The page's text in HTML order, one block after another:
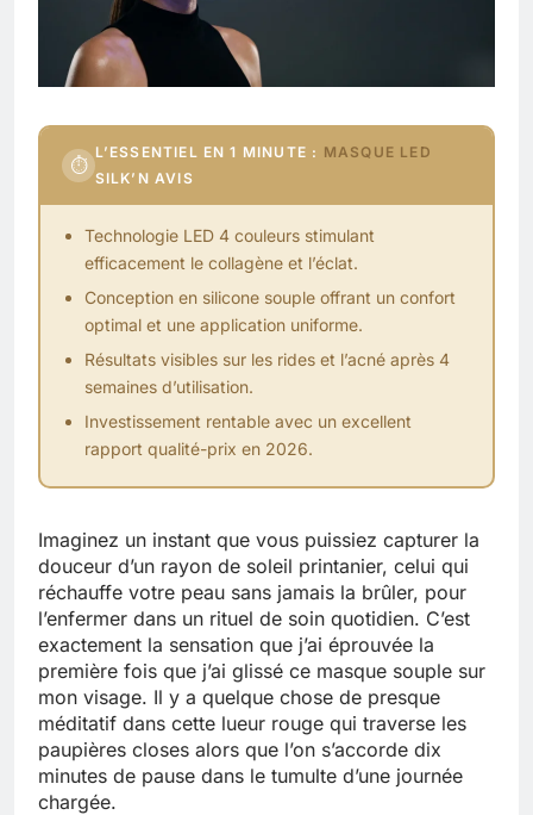
⏱
L’ESSENTIEL EN 1 MINUTE : MASQUE LED
SILK’N AVIS
Technologie LED 4 couleurs stimulant
efficacement lecollagène et l’éclat.
Conception en silicone souple offrant un confort
optimal et une application uniforme.
Résultats visibles sur les rides et l’acné après 4
semaines d’utilisation.
Investissement rentable avec un excellent
rapport qualité-prix en 2026.
Imaginez un instant que vous puissiez capturer la
douceur d’un rayon de soleil printanier, celui qui
réchauffe votre peau sans jamais la brûler, pour
l’enfermer dans un rituel de soin quotidien. C’est
exactement la sensation que j’ai éprouvée la
première fois que j’ai glissé ce masque souple sur
mon visage. Il y a quelque chose de presque
méditatif dans cette lueur rouge qui traverse les
paupières closes alors que l’on s’accorde dix
minutes de pause dans le tumulte d’une journée
chargée.